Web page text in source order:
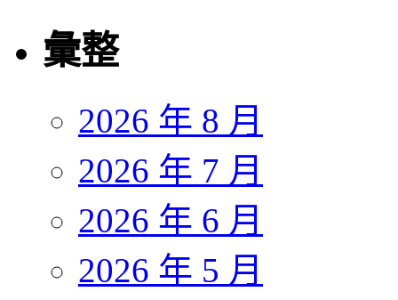
彙整
2026 年 8 月
2026 年 7 月
2026 年 6 月
2026 年 5 月